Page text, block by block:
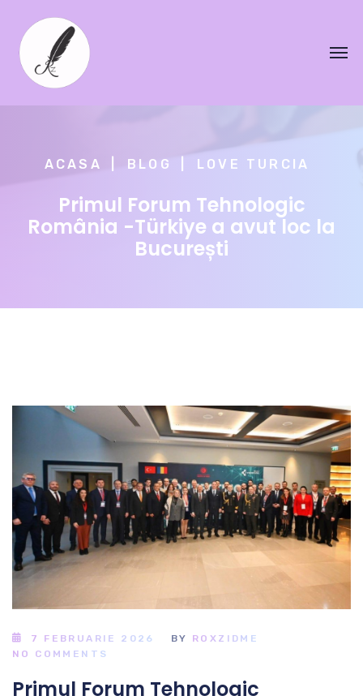
ACASA BLOG LOVE TURCIA
Primul Forum Tehnologic
România -Türkiye a avut loc la
București
7 FEBRUARIE 2026 BY ROXZIDME
NO COMMENTS
Primul Forum Tehnologic